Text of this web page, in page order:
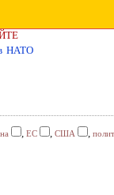
НАТО
, ЕС , США ,